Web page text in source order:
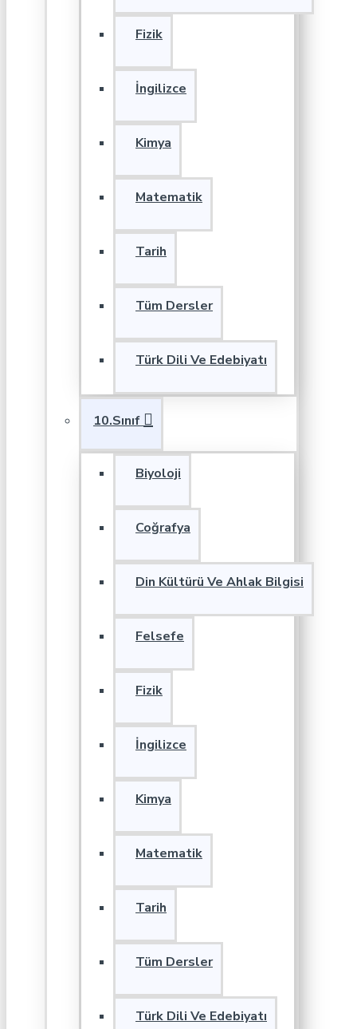
Fizik
İngilizce
Kimya
Matematik
Tarih
Tüm Dersler
Türk Dili Ve Edebiyatı
10.Sınıf
Biyoloji
Coğrafya
Din Kültürü Ve Ahlak Bilgisi
Felsefe
Fizik
İngilizce
Kimya
Matematik
Tarih
Tüm Dersler
Türk Dili Ve Edebiyatı